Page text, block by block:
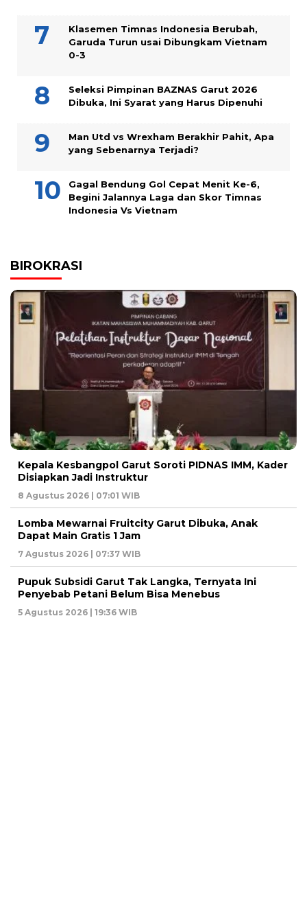
Klasemen Timnas Indonesia Berubah,
Garuda Turun usai Dibungkam Vietnam
0-3
Seleksi Pimpinan BAZNAS Garut 2026
Dibuka, Ini Syarat yang Harus Dipenuhi
Man Utd vs Wrexham Berakhir Pahit, Apa
yang Sebenarnya Terjadi?
Gagal Bendung Gol Cepat Menit Ke-6,
Begini Jalannya Laga dan Skor Timnas
Indonesia Vs Vietnam
BIROKRASI
Kepala Kesbangpol Garut Soroti PIDNAS IMM, Kader
Disiapkan Jadi Instruktur
8 Agustus 2026 | 07:01 WIB
Lomba Mewarnai Fruitcity Garut Dibuka, Anak
Dapat Main Gratis 1 Jam
7 Agustus 2026 | 07:37 WIB
Pupuk Subsidi Garut Tak Langka, Ternyata Ini
Penyebab Petani Belum Bisa Menebus
5 Agustus 2026 | 19:36 WIB